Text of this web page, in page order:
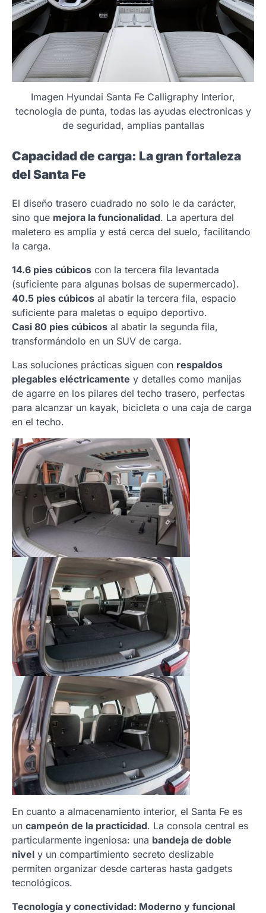
Imagen Hyundai Santa Fe Calligraphy Interior,
tecnologia de punta, todas las ayudas electronicas y
de seguridad, amplias pantallas
Capacidad de carga: La gran fortaleza
del Santa Fe
El diseño trasero cuadrado no solo le da carácter,
sino que mejora la funcionalidad. La apertura del
maletero es amplia y está cerca del suelo, facilitando
la carga.
14.6 pies cúbicos con la tercera fila levantada
(suficiente para algunas bolsas de supermercado).
40.5 pies cúbicos al abatir la tercera fila, espacio
suficiente para maletas o equipo deportivo.
Casi 80 pies cúbicos al abatir la segunda fila,
transformándolo en un SUV de carga.
Las soluciones prácticas siguen con respaldos
plegables eléctricamente y detalles como manijas
de agarre en los pilares del techo trasero, perfectas
para alcanzar un kayak, bicicleta o una caja de carga
en el techo.
En cuanto a almacenamiento interior, el Santa Fe es
un campeón de la practicidad. La consola central es
particularmente ingeniosa: una bandeja de doble
nivel y un compartimiento secreto deslizable
permiten organizar desde carteras hasta gadgets
tecnológicos.
Tecnología y conectividad: Moderno y funcional